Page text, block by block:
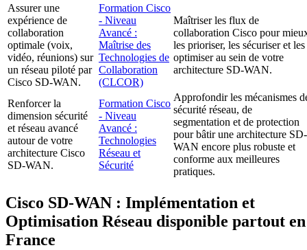
Assurer une
expérience de
collaboration
optimale (voix,
vidéo, réunions) sur
un réseau piloté par
Cisco SD-WAN.
Formation Cisco
- Niveau
Avancé :
Maîtrise des
Technologies de
Collaboration
(CLCOR)
Maîtriser les flux de
collaboration Cisco pour
les prioriser, les sécuriser et les
optimiser au sein de votre
architecture SD-WAN.
Renforcer la
dimension sécurité
et réseau avancé
autour de votre
architecture Cisco
SD-WAN.
Formation Cisco
- Niveau
Avancé :
Technologies
Réseau et
Sécurité
Approfondir les mécanismes
sécurité réseau, de
segmentation et de protection
pour bâtir une architecture SD-
WAN encore plus robuste et
conforme aux meilleures
pratiques.
Cisco SD-WAN : Implémentation et
Optimisation Réseau disponible partout en
France